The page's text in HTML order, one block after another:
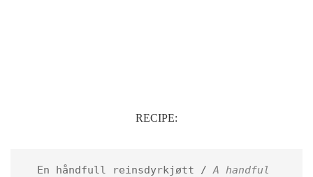
RECIPE:
En håndfull reinsdyrkjøtt / A handful